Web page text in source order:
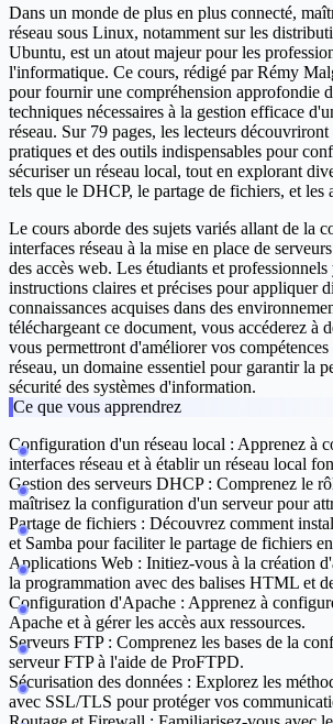
Dans un monde de plus en plus connecté,
réseau sous Linux, notamment sur les
Ubuntu, est un atout majeur pour les
l'informatique. Ce cours, rédigé par Rémy
pour fournir une compréhension approfondie
techniques nécessaires à la gestion efficace
réseau. Sur 79 pages, les lecteurs découvriront
pratiques et des outils indispensables pour
sécuriser un réseau local, tout en explorant
tels que le DHCP, le partage de fichiers, et les
Le cours aborde des sujets variés allant de la
interfaces réseau à la mise en place de
des accès web. Les étudiants et
instructions claires et précises pour appliquer
connaissances acquises dans des
téléchargeant ce document, vous accéderez à
vous permettront d'améliorer vos
réseau, un domaine essentiel pour garantir la
sécurité des systèmes d'information.
Ce que vous apprendrez
Configuration d'un réseau local : Apprenez à
interfaces réseau et à établir un réseau local
Gestion des serveurs DHCP : Comprenez le
maîtrisez la configuration d'un serveur pour
Partage de fichiers : Découvrez comment
et Samba pour faciliter le partage de fichiers
Applications Web : Initiez-vous à la création
la programmation avec des balises HTML et
Configuration d'Apache : Apprenez à
Apache et à gérer les accès aux ressources.
Serveurs FTP : Comprenez les bases de la
serveur FTP à l'aide de ProFTPD.
Sécurisation des données : Explorez les
avec SSL/TLS pour protéger vos